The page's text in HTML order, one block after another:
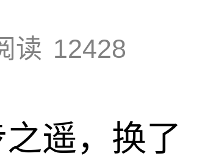
读 12428
遥，换了